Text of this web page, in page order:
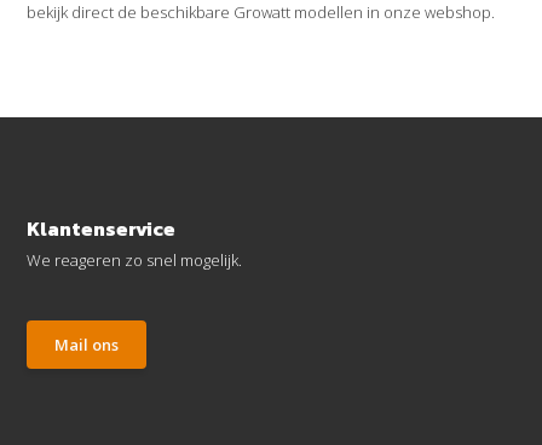
bekijk direct de beschikbare Growatt modellen in onze webshop.
Klantenservice
We reageren zo snel mogelijk.
Mail ons